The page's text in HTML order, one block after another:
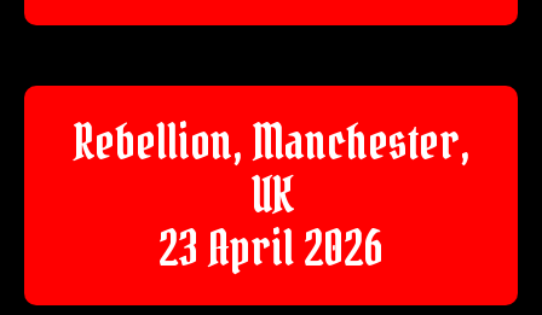
Rebellion, Manchester,
UK
23 April 2026